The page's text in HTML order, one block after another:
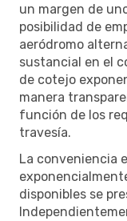
un margen de
posibilidad de
aeródromo
sustancial en el
de cotejo
manera
función de los
travesía.
La conveniencia
disponibles se